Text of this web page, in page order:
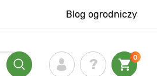
Blog ogrodniczy
0